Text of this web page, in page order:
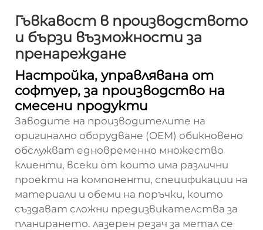
Гъвкавост в производството
и бързи възможности за
пренареждане
Настройка, управлявана от
софтуер, за производство на
смесени продукти
Заводите на производителите на
оригинално оборудване (OEM) обикновено
обслужват едновременно множество
клиенти, всеки от които има различни
проекти на компоненти, спецификации на
материали и обеми на поръчки, които
създават сложни предизвикателства за
планирането. лазерен резач за метал се